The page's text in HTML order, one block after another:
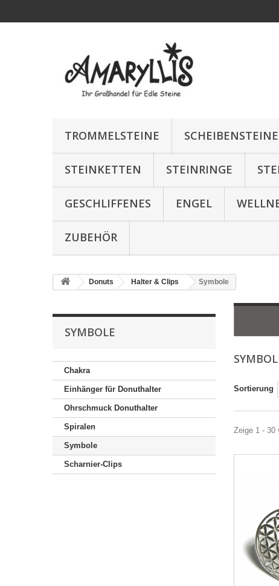
TROMMELSTEINE SCHEIBENSTEINE
STEINKETTEN STEINRINGE
GESCHLIFFENES ENGEL
ZUBEHÖR
Donuts Halter & Clips Symbole
SYMBOLE
Chakra
Einhänger für Donuthalter
Ohrschmuck Donuthalter
Spiralen
Symbole
Scharnier-Clips
Sortierung
Zeige 1 - 30